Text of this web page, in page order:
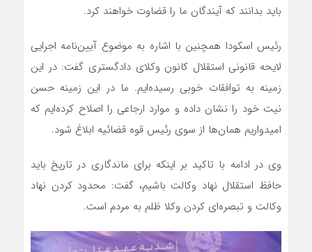
باید بدانند که آیندگان ما را قضاوت خواهند کرد.
رئیس اسکودا همچنین با اشاره به موضوع آیین‌نامه اجرایی
لایحه قانونی استقلال کانون وکلای دادگستری گفت: در این
زمینه به توافقات خوبی رسیده‌ایم. ما در این زمینه حسن
نیت خود را نشان داده و موارد ارجاعی را اصلاح کرده‌ایم که
امیدواریم همان‌ها از سوی رئیس قوه قضائیه ابلاغ شود.
وی در ادامه با تاکید بر اینکه برای ماندگاری در تاریخ باید
حافظ استقلال نهاد وکالت باشیم، گفت: محدود کردن نهاد
وکالت و تبصره‌ای کردن وکلا ظلم به مردم است.